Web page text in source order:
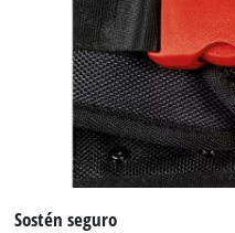
Sostén seguro